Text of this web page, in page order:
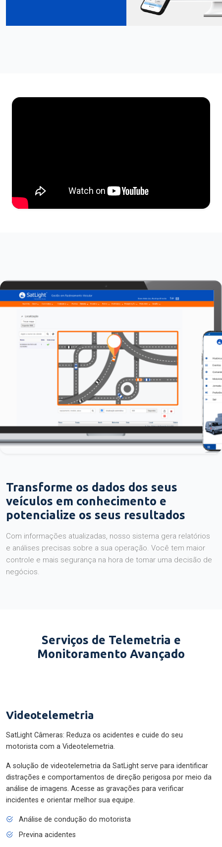
Transforme os dados dos seus
veículos em conhecimento e
potencialize os seus resultados
Com informações atualizadas, nosso sistema gera relatórios
e análises precisas sobre a sua operação. Você tem maior
controle e mais segurança na hora de tomar uma decisão de
negócios.
Serviços de Telemetria e
Monitoramento Avançado
Videotelemetria
SatLight Câmeras: Reduza os acidentes e cuide do seu
motorista com a Videotelemetria.
A solução de videotelemetria da SatLight serve para identificar
distrações e comportamentos de direção perigosa por meio da
análise de imagens. Acesse as gravações para verificar
incidentes e orientar melhor sua equipe.
Análise de condução do motorista
Previna acidentes